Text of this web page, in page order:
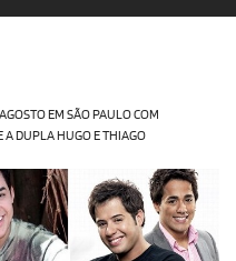
EU QUERO!
EM SÃO PAULO COM
A DUPLA HUGO E THIAGO